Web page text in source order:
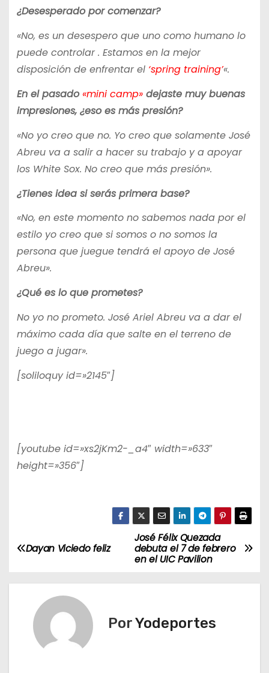
¿Desesperado por comenzar?
«No, es un desespero que uno como humano lo
puede controlar . Estamos en la mejor
disposición de enfrentar el ‘spring training’«.
En el pasado «mini camp» dejaste muy buenas
impresiones, ¿eso es más presión?
«No yo creo que no. Yo creo que solamente José
Abreu va a salir a hacer su trabajo y a apoyar
los White Sox. No creo que más presión».
¿Tienes idea si serás primera base?
«No, en este momento no sabemos nada por el
estilo yo creo que si somos o no somos la
persona que juegue tendrá el apoyo de José
Abreu».
¿Qué es lo que prometes?
No yo no prometo. José Ariel Abreu va a dar el
máximo cada día que salte en el terreno de
juego a jugar».
[soliloquy id=»2145″]
[youtube id=»xs2jKm2-_a4″ width=»633″
height=»356″]
N
José Félix Quezada
debuta el 7 de febrero
en el UIC Pavilion
Dayan Viciedo feliz
PorYodeportes